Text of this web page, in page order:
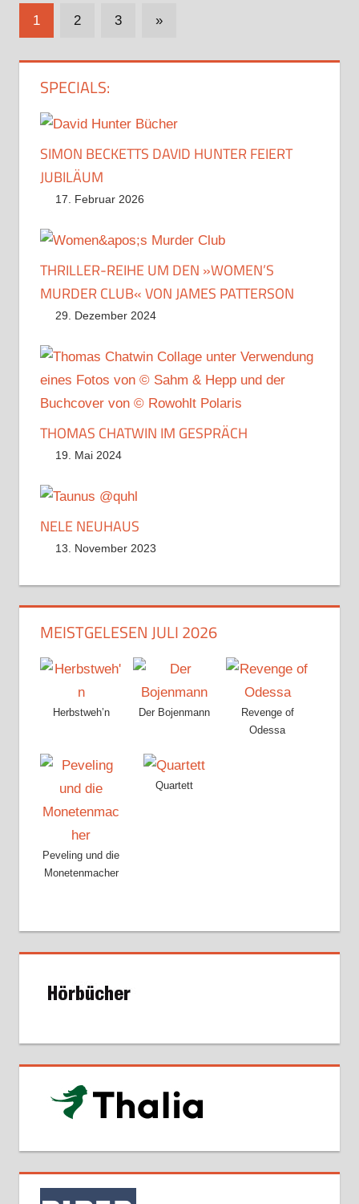
Seitennummerierung
Beiträge
1 2 3
Nächste
»
SPECIALS:
SIMON BECKETTS DAVID HUNTER FEIERT
JUBILÄUM
17. Februar 2026
THRILLER-REIHE UM DEN »WOMEN’S
MURDER CLUB« VON JAMES PATTERSON
29. Dezember 2024
THOMAS CHATWIN IM GESPRÄCH
19. Mai 2024
NELE NEUHAUS
13. November 2023
MEISTGELESEN JULI 2026
Herbstweh’n Der Bojenmann
Revenge of
Odessa
Peveling und die
Monetenmacher
Quartett